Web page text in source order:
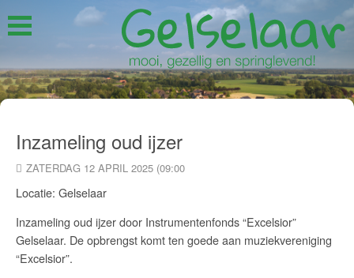
Inzameling oud ijzer
ZATERDAG 12 APRIL 2025 (09:00
Locatie: Gelselaar
Inzameling oud ijzer door Instrumentenfonds “Excelsior”
Gelselaar. De opbrengst komt ten goede aan muziekvereniging
“Excelsior”.